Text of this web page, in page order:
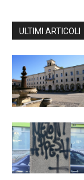
ULTIMI ARTICOLI